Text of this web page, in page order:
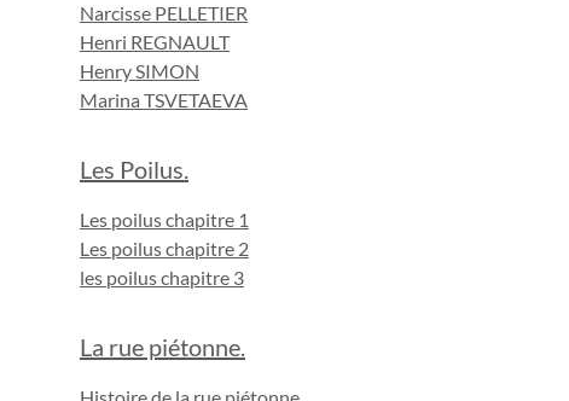
Narcisse PELLETIER
Henri REGNAULT
Henry SIMON
Marina TSVETAEVA
Les Poilus.
Les poilus chapitre 1
Les poilus chapitre 2
les poilus chapitre 3
La rue piétonne.